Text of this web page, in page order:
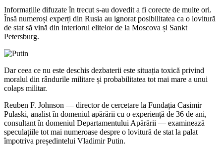
Informațiile difuzate în trecut s-au dovedit a fi corecte de multe ori.
Însă numeroși experți din Rusia au ignorat posibilitatea ca o lovitură
de stat să vină din interiorul elitelor de la Moscova și Sankt
Petersburg.
Dar ceea ce nu este deschis dezbaterii este situația toxică privind
moralul din rândurile militare și probabilitatea tot mai mare a unui
colaps militar.
Reuben F. Johnson — director de cercetare la Fundația Casimir
Pulaski, analist în domeniul apărării cu o experiență de 36 de ani,
consultant în domeniul Departamentului Apărării — examinează
speculațiile tot mai numeroase despre o lovitură de stat la palat
împotriva președintelui Vladimir Putin.